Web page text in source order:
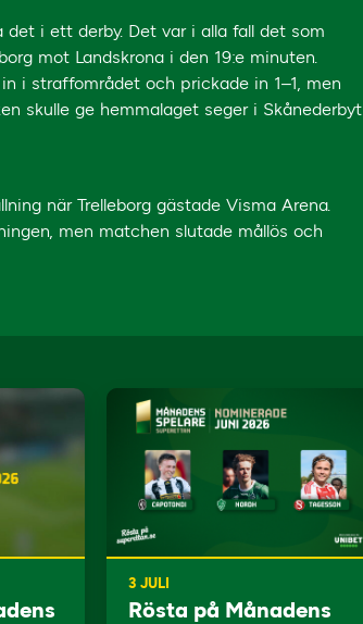
i ett derby. Det var i alla fall det som
mot Landskrona i den 19:e minuten.
i straffområdet och prickade in 1–1, men
skulle ge hemmalaget seger i Skånederbyt
när Trelleborg gästade Visma Arena.
men matchen slutade mållös och
3 JULI
Rösta på Månadens